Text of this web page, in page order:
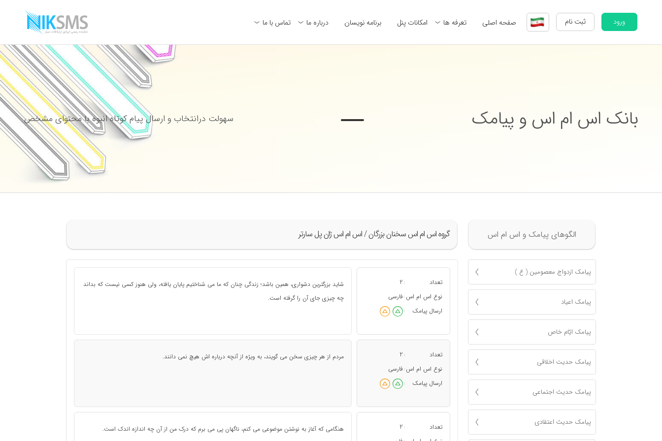
ورود ثبت نام صفحه اصلی تعرفه ها امکانات پنل برنامه نویسان درباره ما تماس با ما
بانک اس ام اس و پیامک سهولت درانتخاب و ارسال پیام کوتاه انبوه با محتوای مشخص
الگوهای پیامک و اس ام اس
پیامک ازدواج معصومين ( ع )
پیامک اعياد
پیامک ايّام خاص
پیامک حدیت اخلاقی
پیامک حدیث اجتماعی
پیامک حدیث اعتقادی
گروه اس ام اس سخنان بزرگان / اس ام اس ژان پل سارتر
تعداد :
2
نوع اس ام اس : فارسی
ارسال پیامک
:
شاید بزرگترین دشواری، همین باشد؛ زندگی چنان که ما می شناختیم پایان یافته، ولی هنوز کسی نیست که بداند
چه چیزی جای آن را گرفته است.
تعداد :
2
نوع اس ام اس : فارسی
ارسال پیامک
:
مردم از هر چیزی سخن می گویند، به ویژه از آنچه درباره اش هیچ نمی دانند.
تعداد :
2
هنگامی که آغاز به نوشتن موضوعی می کنم، ناگهان پی می برم که درک من از آن چه اندازه اندک است.